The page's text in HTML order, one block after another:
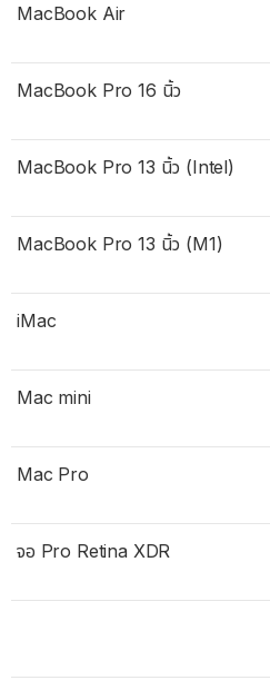
MacBook Air
MacBook Pro 16 นิ้ว
MacBook Pro 13 นิ้ว (Intel)
MacBook Pro 13 นิ้ว (M1)
iMac
Mac mini
Mac Pro
จอ Pro Retina XDR